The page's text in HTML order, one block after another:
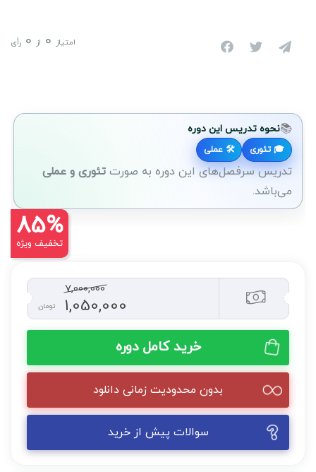
امتیاز 0 از 0 رأی
📚نحوه تدریس این دوره
🎓 تئوری 🛠 عملی
تدریس سرفصل‌های این دوره به صورت تئوری و عملی
می‌باشد.
85%
تخفیف ویژه
7,000,000
1,050,000 تومان
خرید کامل دوره
بدون محدودیت زمانی دانلود
سوالات پیش از خرید